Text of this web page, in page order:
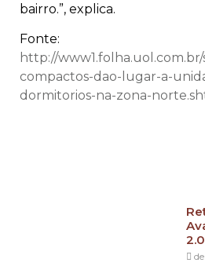
bairro.”, explica.
Fonte:
http://
compactos-dao-lugar-a-
dormitorios-na-zona-